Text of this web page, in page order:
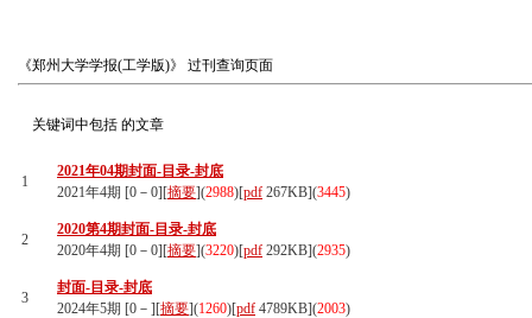
《郑州大学学报(工学版)》 过刊查询页面
关键词中包括 的文章
1
2021年04期封面-目录-封底
2021年4期 [0－0][摘要](2988)[pdf 267KB](3445)
2
2020第4期封面-目录-封底
2020年4期 [0－0][摘要](3220)[pdf 292KB](2935)
3
封面-目录-封底
2024年5期 [0－][摘要](1260)[pdf 4789KB](2003)